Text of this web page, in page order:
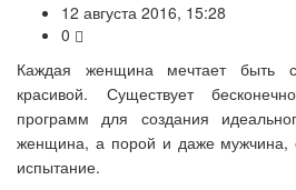
12 августа 2016, 15:28
0
Каждая женщина мечтает быть
красивой. Существует
программ для создания
женщина, а порой и даже мужчина,
испытание.